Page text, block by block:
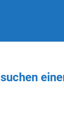
suchen